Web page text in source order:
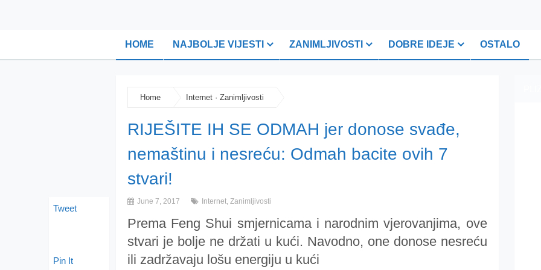
HOME NAJBOLJE VIJESTI ZANIMLJIVOSTI DOBRE IDEJE OSTALO
Home Internet · Zanimljivosti
RIJEŠITE IH SE ODMAH jer donose svađe,
nemaštinu i nesreću: Odmah bacite ovih 7
stvari!
June 7, 2017 Internet, Zanimljivosti
Prema Feng Shui smjernicama i narodnim vjerovanjima, ove
stvari je bolje ne držati u kući. Navodno, one donose nesreću
ili zadržavaju lošu energiju u kući
Tweet
Pin It